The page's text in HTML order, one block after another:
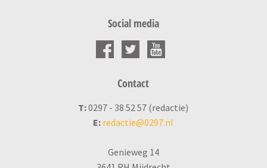
Social media
Contact
T:0297 - 38 52 57 (redactie)
E: redactie@0297.nl
Genieweg 14